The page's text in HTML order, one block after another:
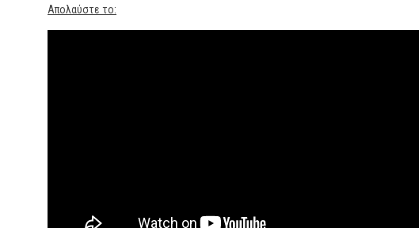
Απολαύστε το: